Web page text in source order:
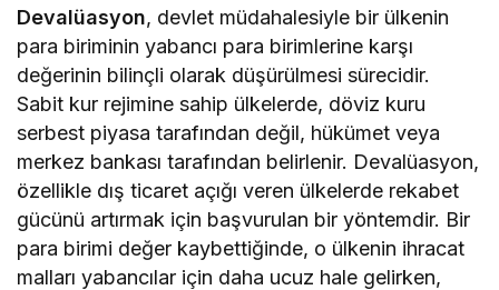
Devalüasyon, devlet müdahalesiyle bir ülkenin
para biriminin yabancı para birimlerine karşı
değerinin bilinçli olarak düşürülmesi sürecidir.
Sabit kur rejimine sahip ülkelerde, döviz kuru
serbest piyasa tarafından değil, hükümet veya
merkez bankası tarafından belirlenir. Devalüasyon,
özellikle dış ticaret açığı veren ülkelerde rekabet
gücünü artırmak için başvurulan bir yöntemdir. Bir
para birimi değer kaybettiğinde, o ülkenin ihracat
malları yabancılar için daha ucuz hale gelirken,